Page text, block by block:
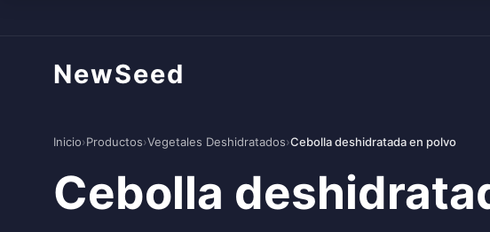
NewSeed
Inicio›Productos›Vegetales Deshidratados›Cebolla deshidratada en polvo
Cebolla